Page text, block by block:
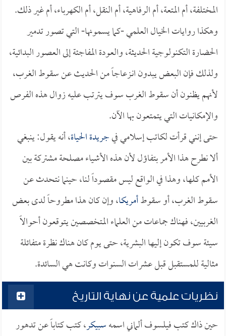
المختلفة، أم المتعة، أم الرفاهية، أم النقل، أم الكهرباء، أم غير ذلك.
وهكذا روايات الخيال العلمي -كما يسمونها- التي تصور تدمير
الحضارة التكنولوجية الحديثة، والعودة المفاجئة إلى العصور البدائية،
ولذلك فإن البعض يبدون انـزعاجاً من الحديث عن سقوط الغرب،
لأنهم يظنون أن سقوط الغرب سوف يترتب عليه زوال هذه الفرص
والإمكانيات التي يتمتعون بها الآن.
حتى إنني قرأت لكاتب إسلامي فيجريدة الحياة، أنه يقول: ينبغي
ألا نطرح هذا الأمر بتفاؤل لأن هذه الأشياء مصلحة مشتركة بين
الأمم كلها، وهذا في الواقع ليس مقصوداً لنا، حينما نتحدث عن
سقوط الغرب، أو سقوطأمريكا، وإن كان هذا مطروحاً لدى بعض
الغربيين، فهناك جماعات من العلماء المتخصصين يتوقعون أحوالاً
سيئة سوف تكون إليها البشرية، حتى يوم كان هناك نظرة متفائلة
مثالية للمستقبل قبل عشرات السنوات وكانت هي السائدة.
نظريات علمية عن نهاية التاريخ
حين ذاك كتب فيلسوف ألماني اسمهسبيكر، كتب كتاباً عن تدهور